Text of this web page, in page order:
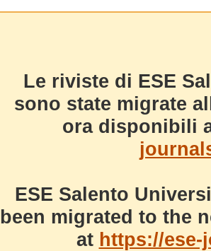
Le riviste di ESE
sono state migrate
ora disponibili
ESE Salento
been migrated to the
at https://